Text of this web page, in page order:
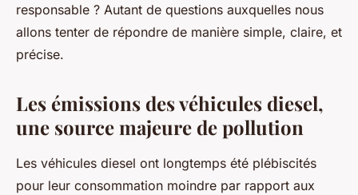
responsable ? Autant de questions auxquelles nous
allons tenter de répondre de manière simple, claire, et
précise.
Les émissions des véhicules diesel,
une source majeure de pollution
Les véhicules diesel ont longtemps été plébiscités
pour leur consommation moindre par rapport aux